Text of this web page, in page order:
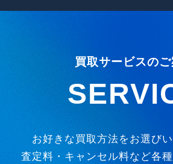
買取サービスのご
お好きな買取方法をお選び
査定料・キャンセル料など各